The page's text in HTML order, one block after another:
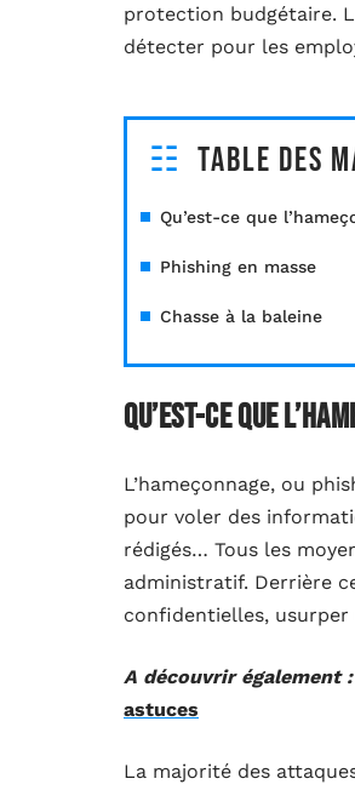
protection budgétaire.
détecter pour les
Table des
Qu’est-ce que
Phishing en masse
Chasse à la baleine
Qu’est-ce que
L’hameçonnage, ou
pour voler des
rédigés… Tous les
administratif. Derrière
confidentielles,
A découvrir également :
astuces
La majorité des